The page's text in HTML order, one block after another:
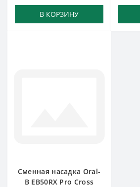
В КОРЗИНУ
Сменная насадка Oral-
B EB50RX Pro Cross